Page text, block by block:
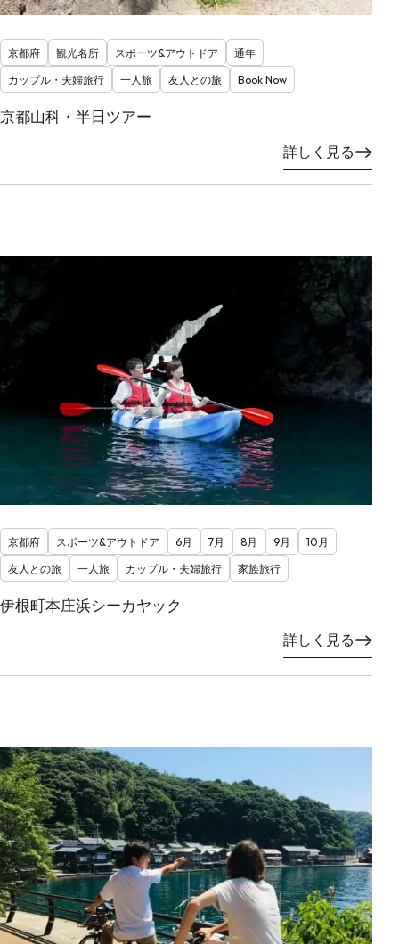
京都府 観光名所 スポーツ&アウトドア
通年
カップル・夫婦旅行
一人旅 友人との旅 Book Now
京都山科・半日ツアー
詳しく見る
京都府 スポーツ&アウトドア 6月 7月 8月 9月
10月
友人との旅
一人旅 カップル・夫婦旅行 家族旅行
伊根町本庄浜シーカヤック
詳しく見る